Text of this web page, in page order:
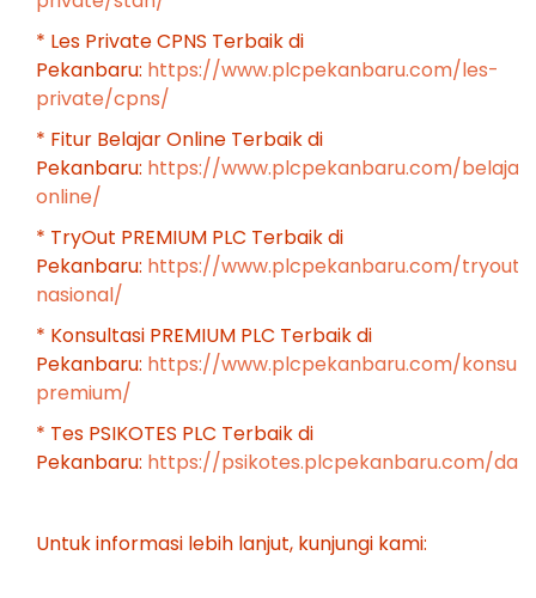
* Les Private CPNS Terbaik di
Pekanbaru: https://www.plcpekanbaru.com/les-
private/cpns/
* Fitur Belajar Online Terbaik di
Pekanbaru: https://www.plcpekanbaru.com/
online/
* TryOut PREMIUM PLC Terbaik di
Pekanbaru: https://www.plcpekanbaru.com/tryout-
nasional/
* Konsultasi PREMIUM PLC Terbaik di
Pekanbaru: https://www.plcpekanbaru.com/
premium/
* Tes PSIKOTES PLC Terbaik di
Pekanbaru: https://psikotes.plcpekanbaru.com/
Untuk informasi lebih lanjut, kunjungi kami: